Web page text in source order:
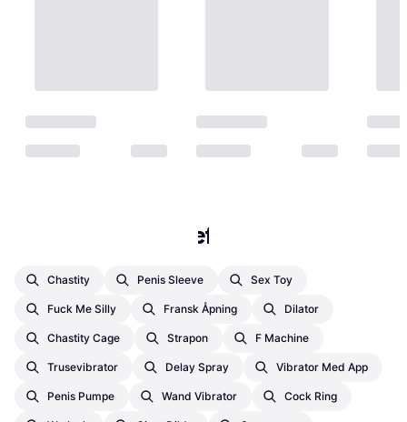
Populære søk i Kilefjær
Chastity Penis Sleeve Sex Toy
Fuck Me Silly Fransk Åpning Dilator
Chastity Cage Strapon F Machine
Trusevibrator Delay Spray Vibrator Med App
Penis Pumpe Wand Vibrator Cock Ring